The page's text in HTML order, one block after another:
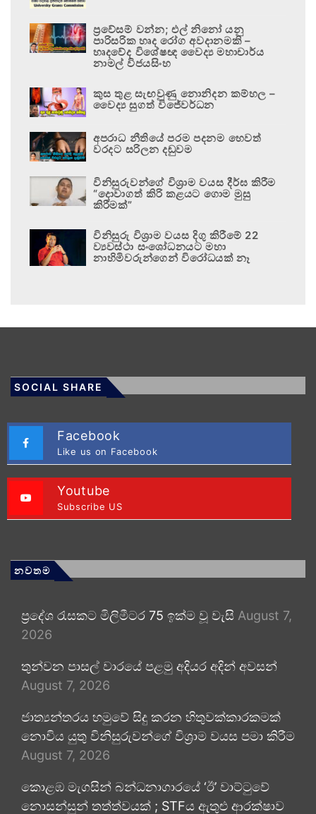
ප්‍රවේසම් වන්න; එල් නිනෝ යනු
පාරිසරික හෘද රෝග අවදානමකි –
හෘදවේද විශේෂඥ වෛද්‍ය මහාචාර්ය
නාමල් විජයසිංහ
කුස තුළ සැඟවුණු නොනිදන කම්හල –
වෛද්‍ය සුගත් විජේවර්ධන
අපරාධ නීතියේ පරම පදනම හෙවත්
වරදට සරිලන දඬුවම
විනිසුරුවන්ගේ විශ්‍රාම වයස දීර්ඝ කිරීම
“දොවාගත් කිරි කළයට ගොම මුසු
කිරීමක්”
විනිසුරු විශ්‍රාම වයස දිගු කිරීමේ 22
ව්‍යවස්ථා සංශෝධනයට මහා
නාහිමිවරුන්ගෙන් විරෝධයක් නෑ
SOCIAL SHARE
Facebook
Like us on Facebook
Youtube
Subscribe US
නවතම
ප්‍රදේශ රැසකට මිලිමීටර 75 ඉක්ම වූ වැසි August 7,
2026
තුන්වන පාසල් වාරයේ පළමු අදියර අදින් අවසන්
August 7, 2026
ජාත්‍යන්තරය හමුවේ සිදු කරන හිතුවක්කාරකමක්
නොවිය යුතු විනිසුරුවන්ගේ විශ්‍රාම වයස පමා කිරීම
August 7, 2026
කොළඹ මැගසින් බන්ධනාගාරයේ ‘ඊ’ වාට්ටුවේ
නොසන්සුන් තත්ත්වයක් ; STFය ඇතුළු ආරක්ෂාව